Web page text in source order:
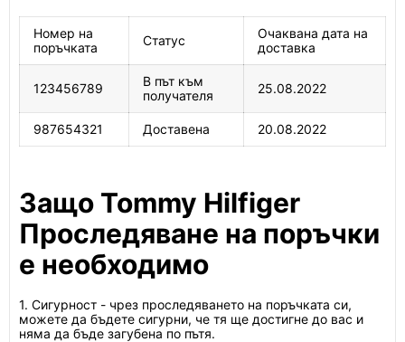
Номер на
поръчката
Статус
Очаквана дата на
доставка
123456789
В път към
получателя
25.08.2022
987654321 Доставена 20.08.2022
Защо Tommy Hilfiger
Проследяване на поръчки
е необходимо
1. Сигурност - чрез проследяването на поръчката си,
можете да бъдете сигурни, че тя ще достигне до вас и
няма да бъде загубена по пътя.